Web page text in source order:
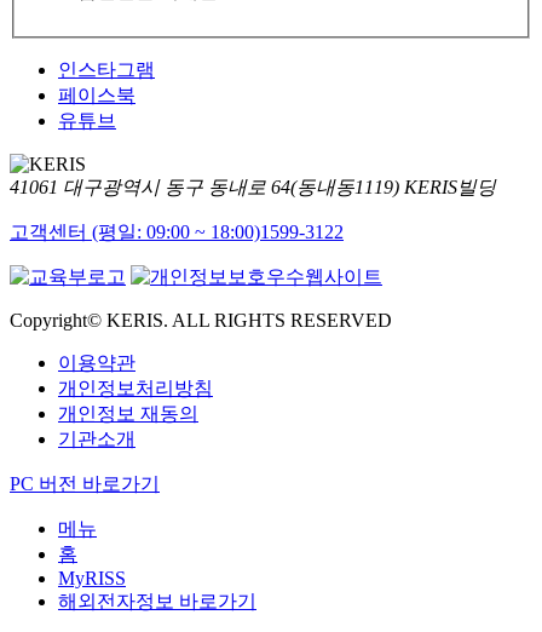
인스타그램
페이스북
유튜브
41061 대구광역시 동구 동내로 64(동내동1119) KERIS빌딩
고객센터 (평일: 09:00 ~ 18:00)1599-3122
Copyright© KERIS. ALL RIGHTS RESERVED
이용약관
개인정보처리방침
개인정보 재동의
기관소개
PC 버전 바로가기
메뉴
홈
MyRISS
해외전자정보 바로가기